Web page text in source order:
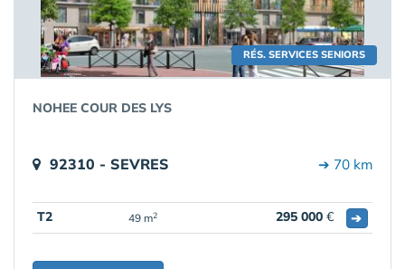
RÉS. SERVICES SENIORS
NOHEE COUR DES LYS
92310 - SEVRES ➔ 70 km
T2 49 m2 295 000 € ➔